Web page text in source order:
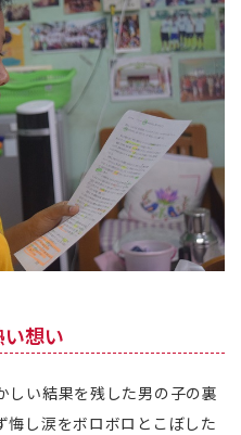
想い
しい結果を残した男の子の裏
悔し涙をボロボロとこぼした